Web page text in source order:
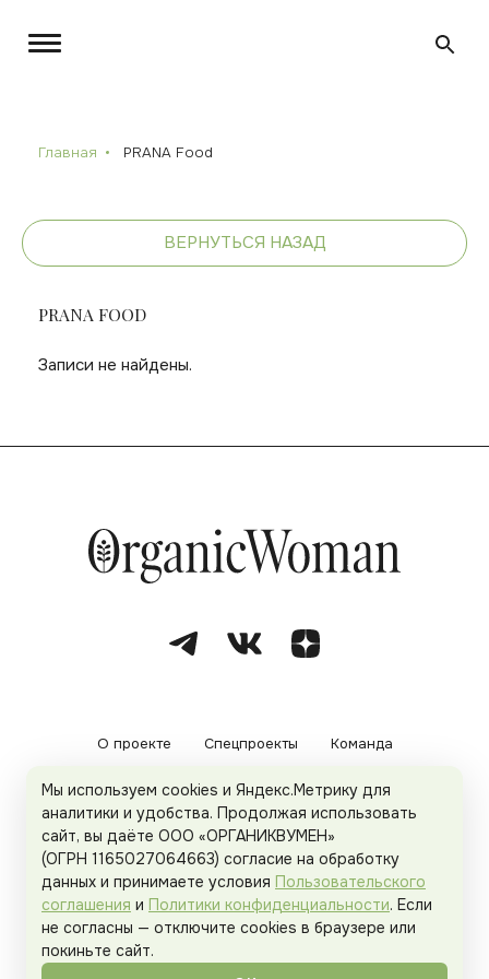
Главная PRANA Food
ВЕРНУТЬСЯ НАЗАД
PRANA FOOD
Записи не найдены.
О проекте Спецпроекты Команда
Рекламодателям Политика конфиденциальности
Пользовательское соглашение
Organicwoman.ru . Все права защищены.
Мы используем cookies и Яндекс.Метрику для
аналитики и удобства. Продолжая использовать
сайт, вы даёте ООО «ОРГАНИКВУМЕН»
(ОГРН 1165027064663) согласие на обработку
данных и принимаете условия Пользовательского
соглашения и Политики конфиденциальности. Если
не согласны — отключите cookies в браузере или
покиньте сайт.